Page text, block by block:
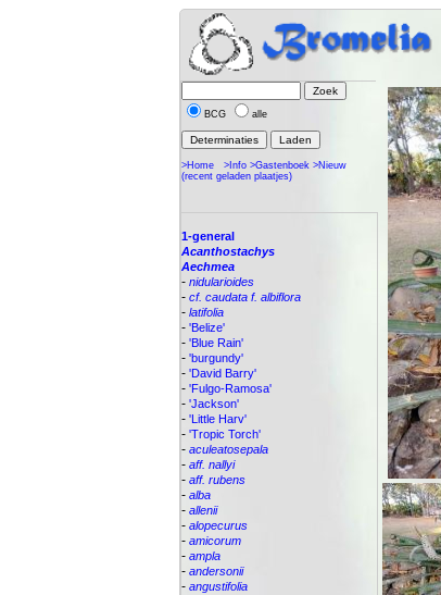
BCG alle
>Home >Info >Gastenboek >Nieuw
(recent geladen plaatjes)
1-general
Acanthostachys
Aechmea
- nidularioides
- cf. caudata f. albiflora
- latifolia
- 'Belize'
- 'Blue Rain'
- 'burgundy'
- 'David Barry'
- 'Fulgo-Ramosa'
- 'Jackson'
- 'Little Harv'
- 'Tropic Torch'
- aculeatosepala
- aff. nallyi
- aff. rubens
- alba
- allenii
- alopecurus
- amicorum
- ampla
- andersonii
- angustifolia